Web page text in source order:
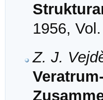
1956,
Z. J.